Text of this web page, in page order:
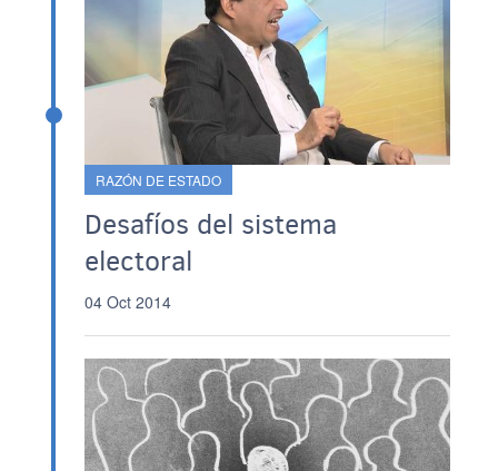
RAZÓN DE ESTADO
Desafíos del sistema
electoral
04 Oct 2014